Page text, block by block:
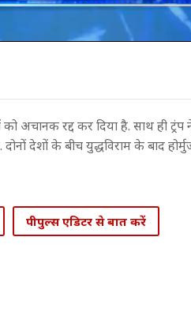
अचानक रद्द कर दिया है. साथ ही
देशों के बीच युद्धविराम के बाद
पीपुल्स एडिटर से बात करें